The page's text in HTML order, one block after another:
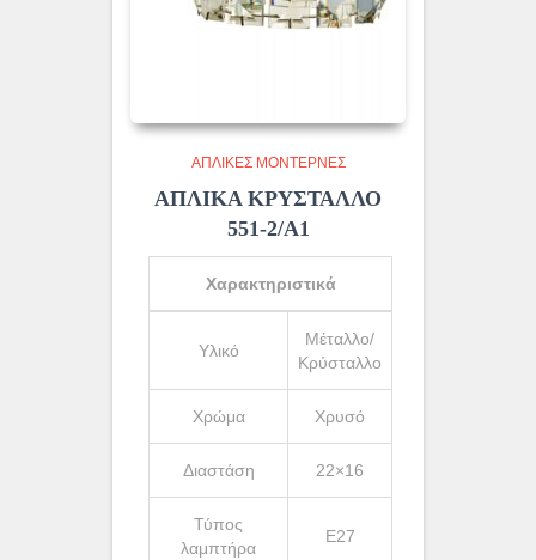
ΑΠΛΊΚΕΣ ΜΟΝΤΈΡΝΕΣ
ΑΠΛΙΚΑ ΚΡΥΣΤΑΛΛΟ
551-2/Α1
Χαρακτηριστικά
Υλικό
Μέταλλο/
Κρύσταλλο
Χρώμα Χρυσό
Διαστάση 22×16
Τύπος
λαμπτήρα
Ε27